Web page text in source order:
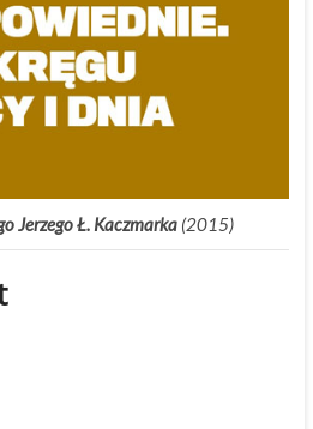
Jerzego Ł. Kaczmarka(2015)